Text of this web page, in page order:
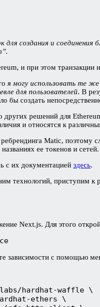
создания и соединения
и при этом транзакции
я могу использовать те
для пользователей. В
бы создать
решений для
и относятся к
ребрендинга Matic, поэтому
ее токенов и сетей.
с их документацией здесь.
технологий, приступим к
Next.js. Для этого
зависимости с помощью
hardhat-waffle \
ethers \